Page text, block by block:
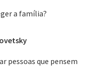
a família?
pessoas que pensem